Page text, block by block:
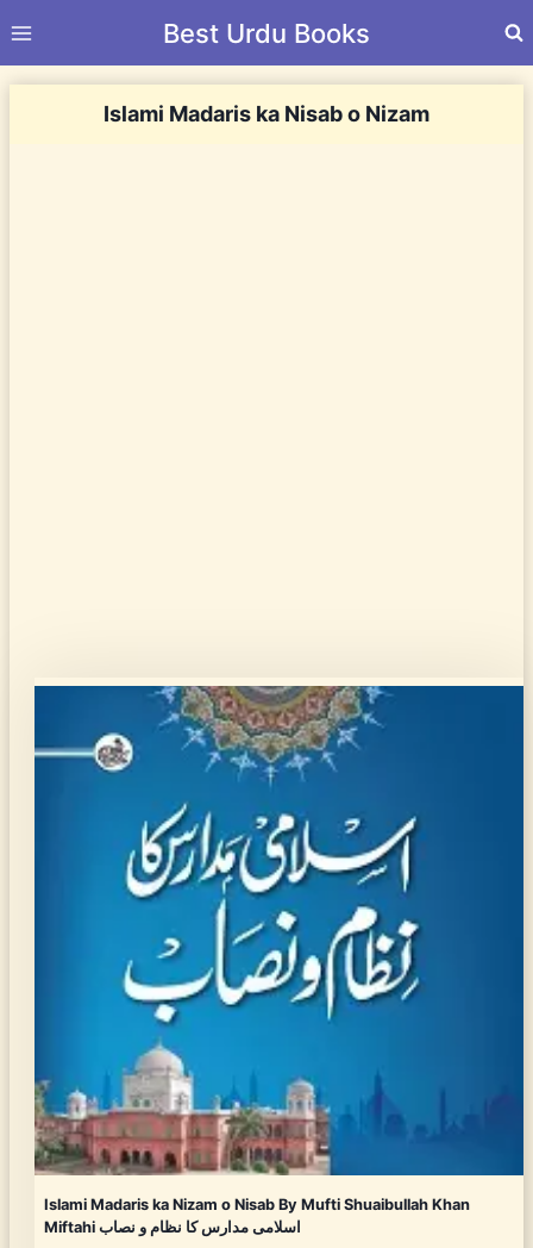
to
Best Urdu Books
Islami Madaris ka Nisab o Nizam
Islami Madaris ka Nizam o Nisab By Mufti Shuaibullah Khan
Miftahi اسلامی مدارس کا نظام و نصاب